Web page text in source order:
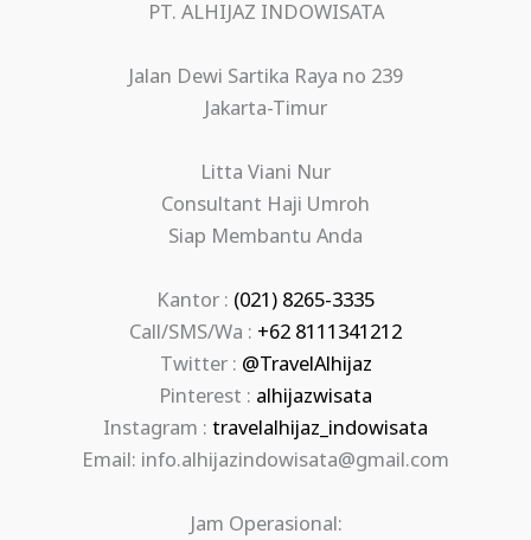
PT. ALHIJAZ INDOWISATA
Jalan Dewi Sartika Raya no 239
Jakarta-Timur
Litta Viani Nur
Consultant Haji Umroh
Siap Membantu Anda
Kantor : (021) 8265-3335
Call/SMS/Wa : +62 8111341212
Twitter : @TravelAlhijaz
Pinterest : alhijazwisata
Instagram : travelalhijaz_indowisata
Email: info.alhijazindowisata@gmail.com
Jam Operasional: